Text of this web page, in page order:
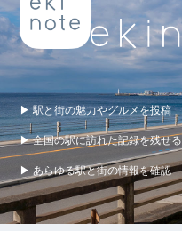
▶ 駅と街の魅力やグルメを投稿
▶ 全国の駅に訪れた記録を残せる
▶ あらゆる駅と街の情報を確認